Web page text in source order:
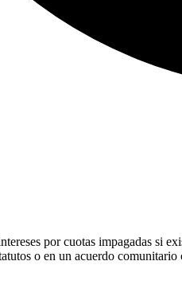
por cuotas impagadas si
o en un acuerdo